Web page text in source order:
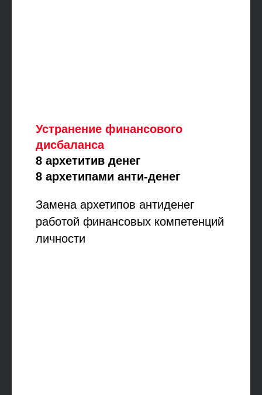
Устранение финансового
дисбаланса
8 архетитив денег
8 архетипами анти-денег
Замена архетипов антиденег
работой финансовых компетенций
личности